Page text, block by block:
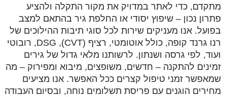
מתקדם, כדי לאתר במדויק את מקור התקלה ולהציע
פתרון נכון – שיפוץ יסודי או החלפת גיר בהתאם למצב
בפועל. אנו מעניקים שירות לכל סוגי תיבות ההילוכים של
רנו גרנד קופה, כולל אוטומטי, רציף (CVT), DSG, רובוטי
ועוד, לפי גרסה ושנתון. לרשותנו מלאי גדול של גירים
זמינים להתקנה – חדשים, משופצים, מיבוא ומפירוק – מה
שמאפשר זמני טיפול קצרים ככל האפשר. אנו מציעים
מחירים הוגנים עם פריסת תשלומים נוחה, ובסיום העבודה